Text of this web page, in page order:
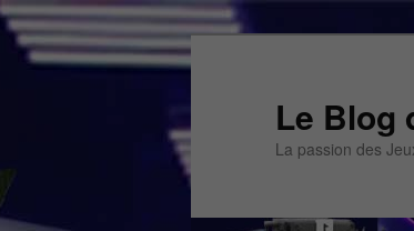
Aller
Aller
Le Blog
La passion des